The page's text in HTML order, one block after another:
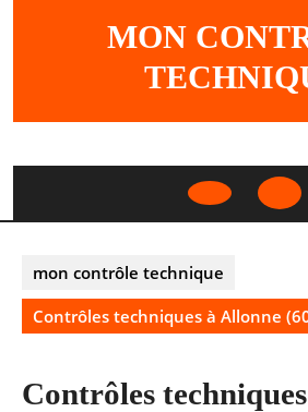
MON
Open
mon contrôle technique
Contrôles techniques à Allonne
Contrôles